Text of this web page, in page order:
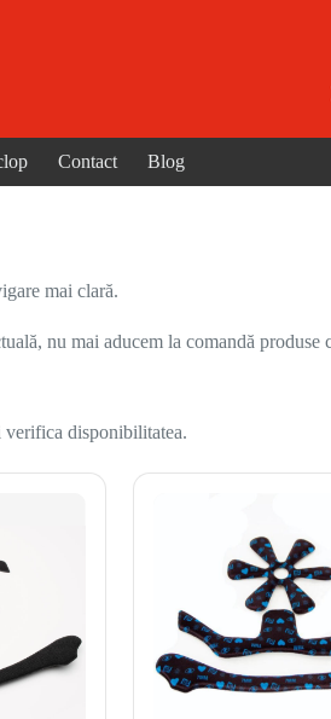
Contact Blog
mai clară.
nu mai aducem la comandă produse
verifica disponibilitatea.